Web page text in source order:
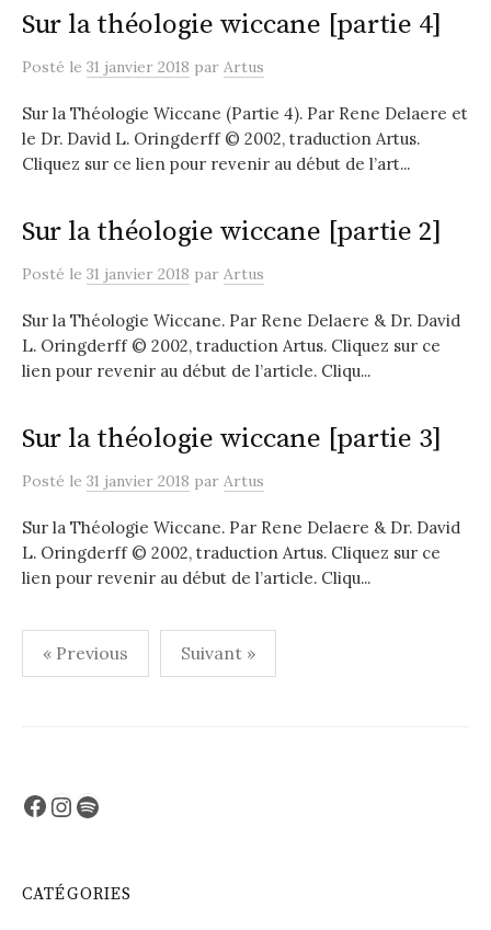
Sur la théologie wiccane [partie 4]
Posté le 31 janvier 2018 par Artus
Sur la Théologie Wiccane (Partie 4). Par Rene Delaere et
le Dr. David L. Oringderff © 2002, traduction Artus.
Cliquez sur ce lien pour revenir au début de l’art...
Sur la théologie wiccane [partie 2]
Posté le 31 janvier 2018 par Artus
Sur la Théologie Wiccane. Par Rene Delaere & Dr. David
L. Oringderff © 2002, traduction Artus. Cliquez sur ce
lien pour revenir au début de l’article. Cliqu...
Sur la théologie wiccane [partie 3]
Posté le 31 janvier 2018 par Artus
Sur la Théologie Wiccane. Par Rene Delaere & Dr. David
L. Oringderff © 2002, traduction Artus. Cliquez sur ce
lien pour revenir au début de l’article. Cliqu...
Pagination
des
« Previous Suivant »
Facebook
Instagram
Spotify
CATÉGORIES